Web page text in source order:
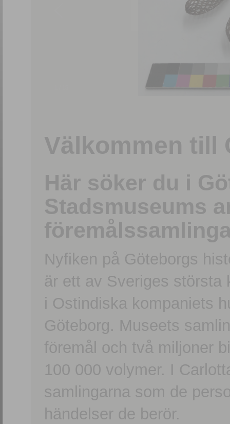
Välkommen till
Här söker du i
Stadsmuseums
Nyfiken på Göteborgs
är ett av Sveriges största
i Ostindiska kompaniets
Göteborg. Museets
föremål och två miljoner
100 000 volymer. I
samlingarna som de
händelser de berör.